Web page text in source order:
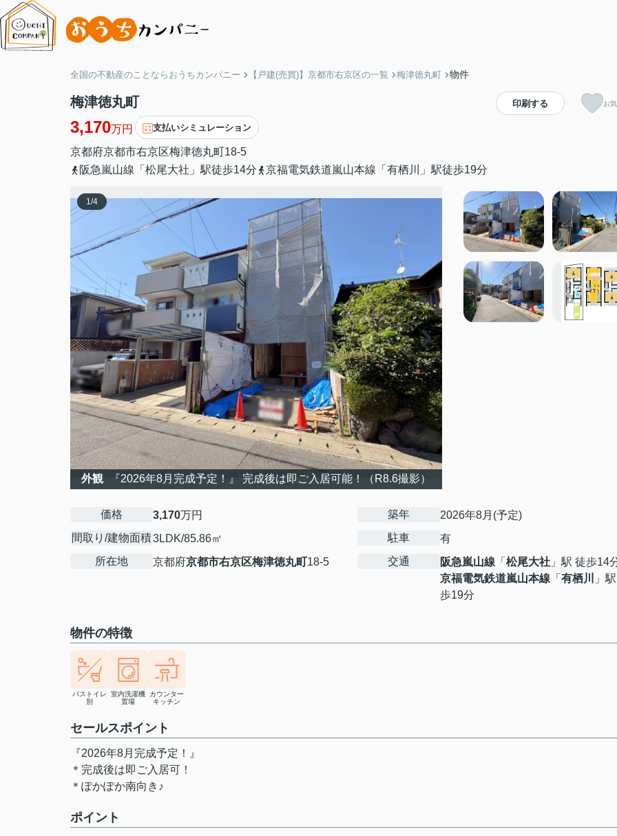
全国の不動産のことならおうちカンパニー 【戸建(売買)】京都市右京区の一覧 梅津徳丸町 物件
梅津徳丸町
3,170万円 支払いシミュレーション
京都府京都市右京区梅津徳丸町18-5
阪急嵐山線「松尾大社」駅徒歩14分
京福電気鉄道嵐山本線「有栖川」駅徒歩19分
印刷する お
1/4
外観 『2026年8月完成予定！』 完成後は即ご入居可能！（R8.6撮影）
価格 3,170万円
間取り/建物面積3LDK/85.86㎡
所在地
京都府京都市右京区梅津徳丸町18-5
築年
2026年8月(予定)
駐車
有
交通
阪急嵐山線 「 松尾大社 」駅 徒歩14
京福電気鉄道嵐山本線 「 有栖川
」
歩19分
物件の特徴
バストイレ
別
室内洗濯機
置場
カウンター
キッチン
セールスポイント
『2026年8月完成予定！』
＊完成後は即ご入居可！
＊ぽかぽか南向き♪
ポイント